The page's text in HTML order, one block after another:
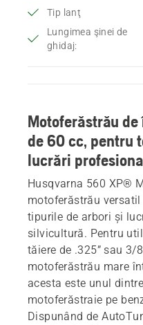
Tip lanţ
Lungimea şinei de
ghidaj:
Motoferăstrău
de 60 cc, pentru
lucrări
Husqvarna 560 XP®
motoferăstrău
tipurile de arbori și
silvicultură. Pentru
tăiere de .325” sau 3/
motoferăstrău mare
acesta este unul
motoferăstraie pe
Dispunând de